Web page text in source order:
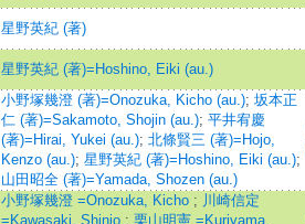
星野英紀 (著)
星野英紀 (著)=Hoshino, Eiki (au.)
小野塚幾澄 (著)=Onozuka, Kicho (au.); 坂本正
仁 (著)=Sakamoto, Shojin (au.); 平井宥慶
(著)=Hirai, Yukei (au.); 北條賢三 (著)=Hojo,
Kenzo (au.); 星野英紀 (著)=Hoshino, Eiki (au.);
山田昭全 (著)=Yamada, Shozen (au.)
小野塚幾澄 =Onozuka, Kicho ; 川崎信定
=Kawasaki, Shinjo ; 栗山明憲 =Kuriyama,